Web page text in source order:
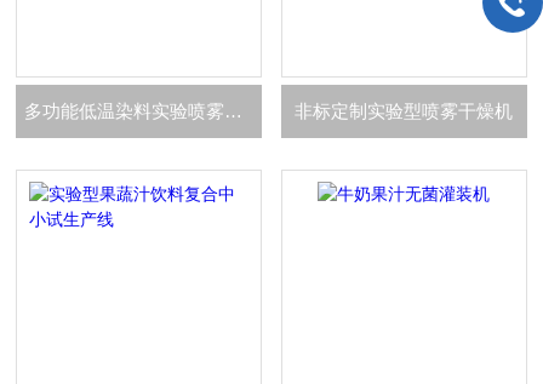
多功能低温染料实验喷雾干燥机 非标定制实验型喷雾干燥机